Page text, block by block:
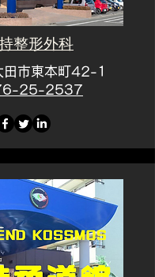
整形外科
田市東本町42-1
25-2537